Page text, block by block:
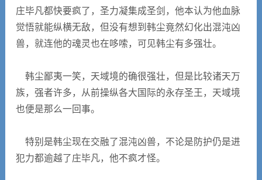
庄毕凡都快要疯了，圣力凝集成圣剑，他本认为他血脉
觉悟就能纵横无敌，但没有想到韩尘竟然幻化出混沌凶
兽，就连他的魂灵也在哆嗦，可见韩尘有多强壮。
韩尘鄙夷一笑，天域境的确很强壮，但是比较诸天万
族，强者许多，从前操纵各大国际的永存圣王，天域境
也便是那么一回事。
特别是韩尘现在交融了混沌凶兽，不论是防护仍是进
犯力都逾越了庄毕凡，他不疯才怪。